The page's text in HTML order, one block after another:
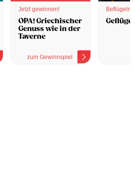
Jetzt gewinnen!
OPA! Griechischer
Genuss wie in der
Taverne
zum Gewinnspiel